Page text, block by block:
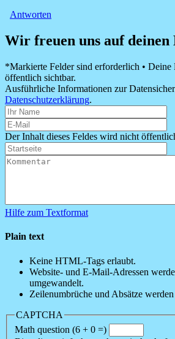
kommen
im
von
Zecher
Antworten
Wir freuen uns auf
*Markierte Felder sind erforderlich • Deine
öffentlich sichtbar.
Ausführliche Informationen zur
Datenschutzerklärung.
Der Inhalt dieses Feldes wird nicht
Hilfe zum Textformat
Plain text
Keine HTML-Tags erlaubt.
Website- und E-Mail-Adressen
umgewandelt.
Zeilenumbrüche und Absätze
CAPTCHA
Math question (6 + 0 =)